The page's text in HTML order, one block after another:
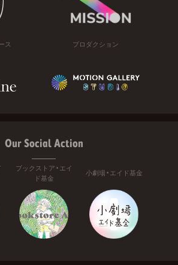
ス プロダクション
Our Social Action
ブックストア・エイ
ド基金
小劇場・エイド基金